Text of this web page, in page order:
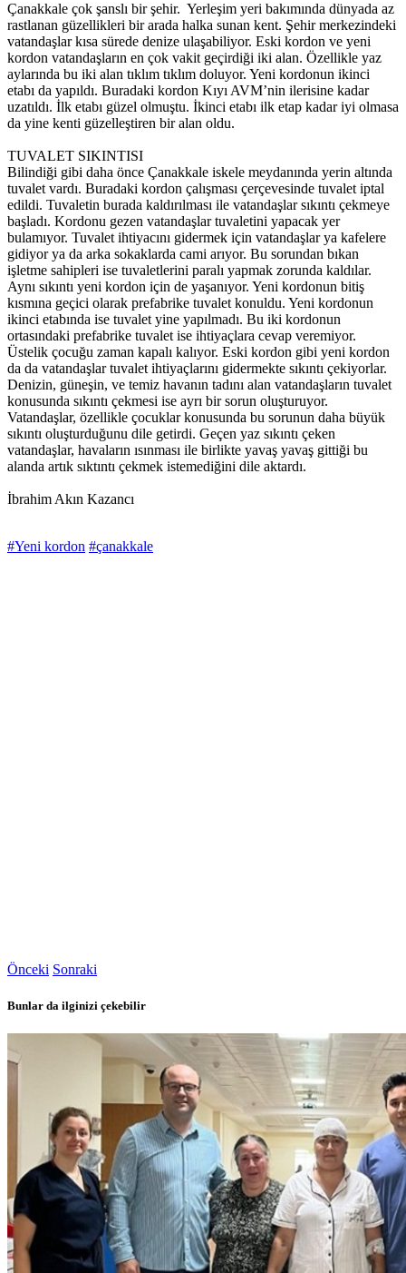
Çanakkale çok şanslı bir şehir. Yerleşim yeri bakımında dünyada az
rastlanan güzellikleri bir arada halka sunan kent. Şehir merkezindeki
vatandaşlar kısa sürede denize ulaşabiliyor. Eski kordon ve yeni
kordon vatandaşların en çok vakit geçirdiği iki alan. Özellikle yaz
aylarında bu iki alan tıklım tıklım doluyor. Yeni kordonun ikinci
etabı da yapıldı. Buradaki kordon Kıyı AVM’nin ilerisine kadar
uzatıldı. İlk etabı güzel olmuştu. İkinci etabı ilk etap kadar iyi olmasa
da yine kenti güzelleştiren bir alan oldu.
TUVALET SIKINTISI
Bilindiği gibi daha önce Çanakkale iskele meydanında yerin altında
tuvalet vardı. Buradaki kordon çalışması çerçevesinde tuvalet iptal
edildi. Tuvaletin burada kaldırılması ile vatandaşlar sıkıntı çekmeye
başladı. Kordonu gezen vatandaşlar tuvaletini yapacak yer
bulamıyor. Tuvalet ihtiyacını gidermek için vatandaşlar ya kafelere
gidiyor ya da arka sokaklarda cami arıyor. Bu sorundan bıkan
işletme sahipleri ise tuvaletlerini paralı yapmak zorunda kaldılar.
Aynı sıkıntı yeni kordon için de yaşanıyor. Yeni kordonun bitiş
kısmına geçici olarak prefabrike tuvalet konuldu. Yeni kordonun
ikinci etabında ise tuvalet yine yapılmadı. Bu iki kordonun
ortasındaki prefabrike tuvalet ise ihtiyaçlara cevap veremiyor.
Üstelik çocuğu zaman kapalı kalıyor. Eski kordon gibi yeni kordon
da da vatandaşlar tuvalet ihtiyaçlarını gidermekte sıkıntı çekiyorlar.
Denizin, güneşin, ve temiz havanın tadını alan vatandaşların tuvalet
konusunda sıkıntı çekmesi ise ayrı bir sorun oluşturuyor.
Vatandaşlar, özellikle çocuklar konusunda bu sorunun daha büyük
sıkıntı oluşturduğunu dile getirdi. Geçen yaz sıkıntı çeken
vatandaşlar, havaların ısınması ile birlikte yavaş yavaş gittiği bu
alanda artık sıktıntı çekmek istemediğini dile aktardı.
İbrahim Akın Kazancı
#Yeni kordon #çanakkale
Önceki Sonraki
Bunlar da ilginizi çekebilir